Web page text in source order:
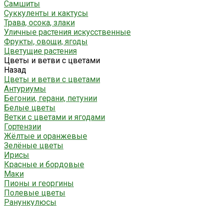
Самшиты
Суккуленты и кактусы
Трава, осока, злаки
Уличные растения искусственные
Фрукты, овощи, ягоды
Цветущие растения
Цветы и ветви с цветами
Назад
Цветы и ветви с цветами
Антуриумы
Бегонии, герани, петунии
Белые цветы
Ветки с цветами и ягодами
Гортензии
Жёлтые и оранжевые
Зелёные цветы
Ирисы
Красные и бордовые
Маки
Пионы и георгины
Полевые цветы
Ранункулюсы